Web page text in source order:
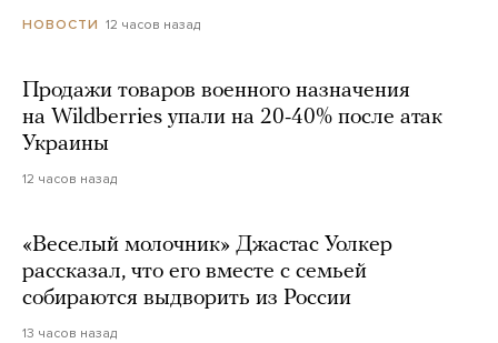
НОВОСТИ 12 часов назад
Продажи товаров военного назначения
на Wildberries упали на 20-40% после атак
Украины
12 часов назад
«Веселый молочник» Джастас Уолкер
рассказал, что его вместе с семьей
собираются выдворить из России
13 часов назад